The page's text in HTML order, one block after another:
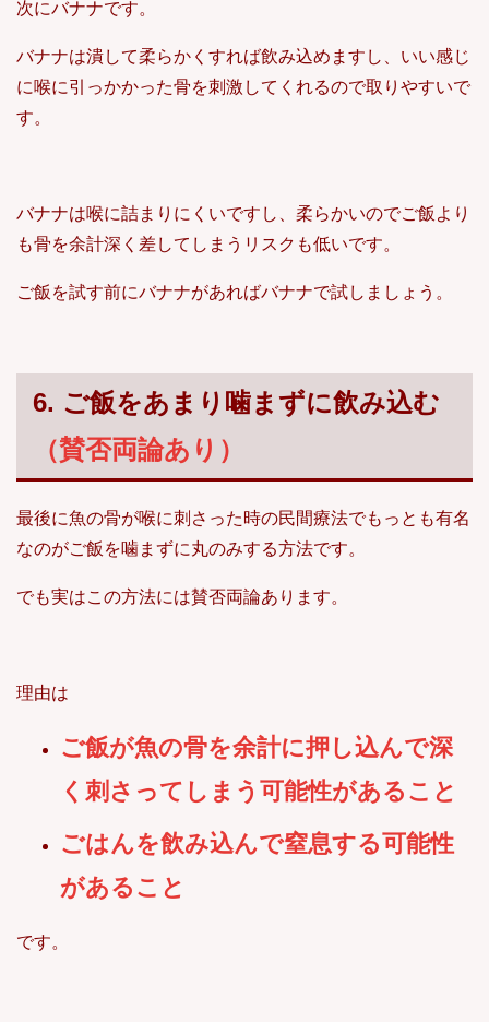
次にバナナです。
バナナは潰して柔らかくすれば飲み込めますし、いい感じ
に喉に引っかかった骨を刺激してくれるので取りやすいで
す。
バナナは喉に詰まりにくいですし、柔らかいのでご飯より
も骨を余計深く差してしまうリスクも低いです。
ご飯を試す前にバナナがあればバナナで試しましょう。
6. ご飯をあまり噛まずに飲み込む
（賛否両論あり）
最後に魚の骨が喉に刺さった時の民間療法でもっとも有名
なのがご飯を噛まずに丸のみする方法です。
でも実はこの方法には賛否両論あります。
理由は
ご飯が魚の骨を余計に押し込んで深
く刺さってしまう可能性があること
ごはんを飲み込んで窒息する可能性
があること
です。